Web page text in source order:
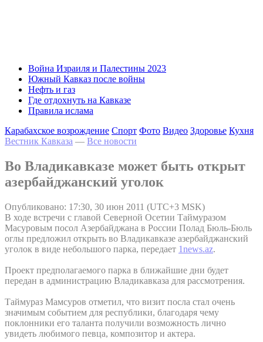
Война Израиля и Палестины 2023
Южный Кавказ после войны
Нефть и газ
Где отдохнуть на Кавказе
Правила ислама
Карабахское возрождение Спорт Фото Видео Здоровье Кухня
Вестник Кавказа — Все новости
Во Владикавказе может быть открыт
азербайджанский уголок
Опубликовано: 17:30, 30 июн 2011 (UTC+3 MSK)
В ходе встречи с главой Северной Осетии Таймуразом
Масуровым посол Азербайджана в России Полад Бюль-Бюль
оглы предложил открыть во Владикавказе азербайджанский
уголок в виде небольшого парка, передает 1news.az.
Проект предполагаемого парка в ближайшие дни будет
передан в администрацию Владикавказа для рассмотрения.
Таймураз Мамсуров отметил, что визит посла стал очень
значимым событием для республики, благодаря чему
поклонники его таланта получили возможность лично
увидеть любимого певца, композитор и актера.